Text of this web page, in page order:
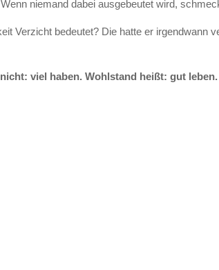
niemand dabei ausgebeutet wird,
Verzicht bedeutet? Die hatte er irgendwann
viel haben. Wohlstand heißt: gut leben.